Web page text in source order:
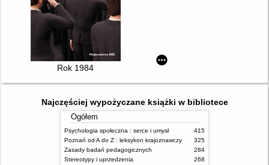
Rok 1984
Najczęściej wypożyczane książki w bibliotece
Ogółem
Psychologia społeczna : serce i umysł
415
Poznań od A do Z : leksykon krajoznawczy
325
Zasady badań pedagogicznych
284
Stereotypy i uprzedzenia
268